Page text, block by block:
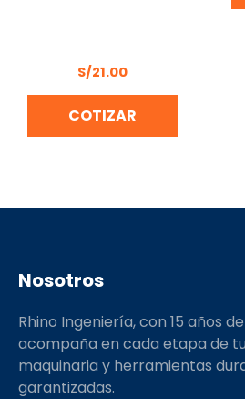
S/21.00
COTIZAR
Nosotros
Rhino Ingeniería, con 15 años
acompaña en cada etapa de
maquinaria y herramientas
garantizadas.